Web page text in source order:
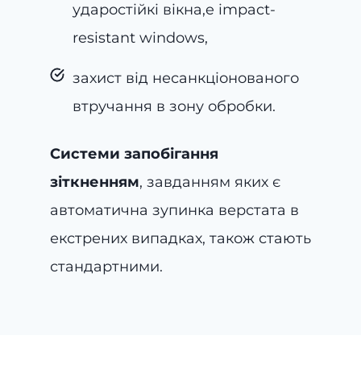
ударостійкі вікна,e impact-
resistant windows,
захист від несанкціонованого
втручання в зону обробки.
Системи запобігання
зіткненням, завданням яких є
автоматична зупинка верстата в
екстрених випадках, також стають
стандартними.